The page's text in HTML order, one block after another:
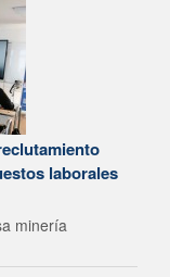
laborales
minería